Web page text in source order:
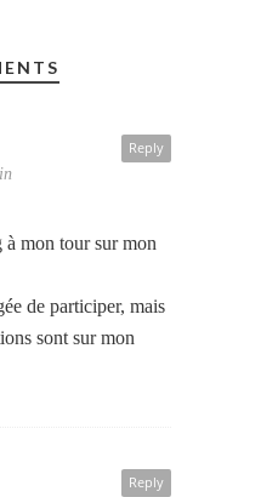
Reply
à mon tour sur mon
de participer, mais
sont sur mon
Reply